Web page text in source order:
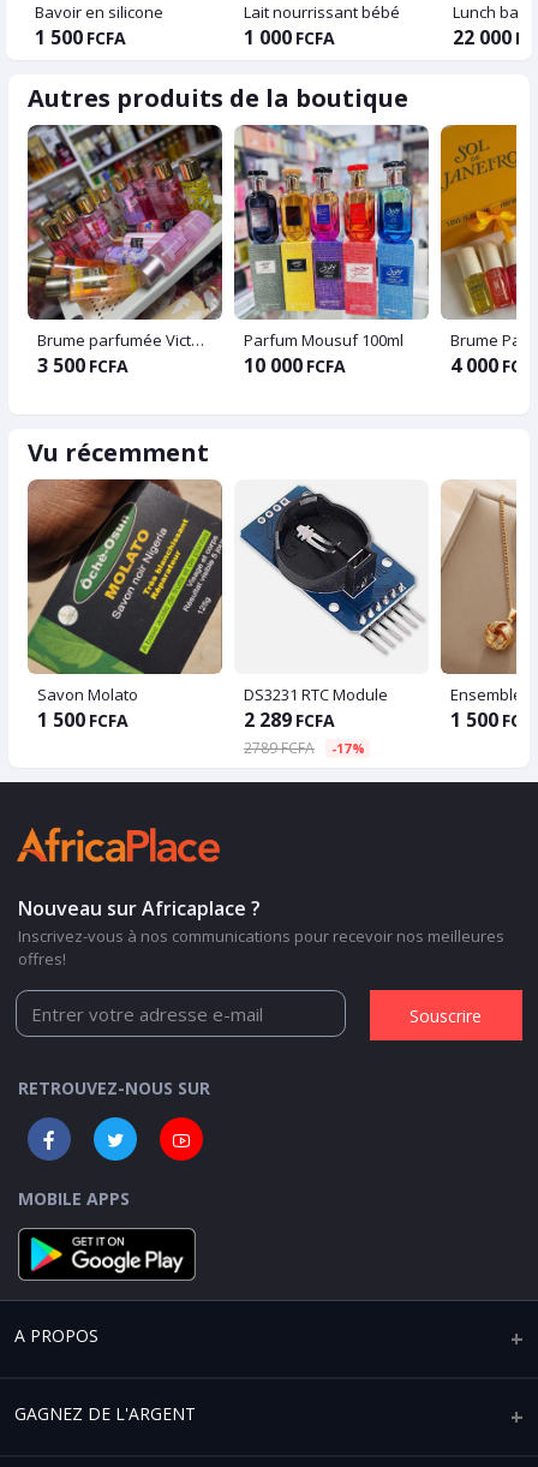
Bavoir en silicone
1 500 FCFA
Lait nourrissant bébé
1 000 FCFA
Lunch bag
22 000
Autres produits de la boutique
Brume parfumée Victoria’s Secret
3 500 FCFA
Parfum Mousuf 100ml
10 000 FCFA 4 000
Vu récemment
Savon Molato
1 500 FCFA
DS3231 RTC Module
2 289 FCFA
2789 FCFA -17%
1 500
Nouveau sur Africaplace ?
Inscrivez-vous à nos communications pour recevoir nos meilleures
offres!
Souscrire
RETROUVEZ-NOUS SUR
MOBILE APPS
A PROPOS
Qui sommes-nous ?
GAGNEZ DE L'ARGENT